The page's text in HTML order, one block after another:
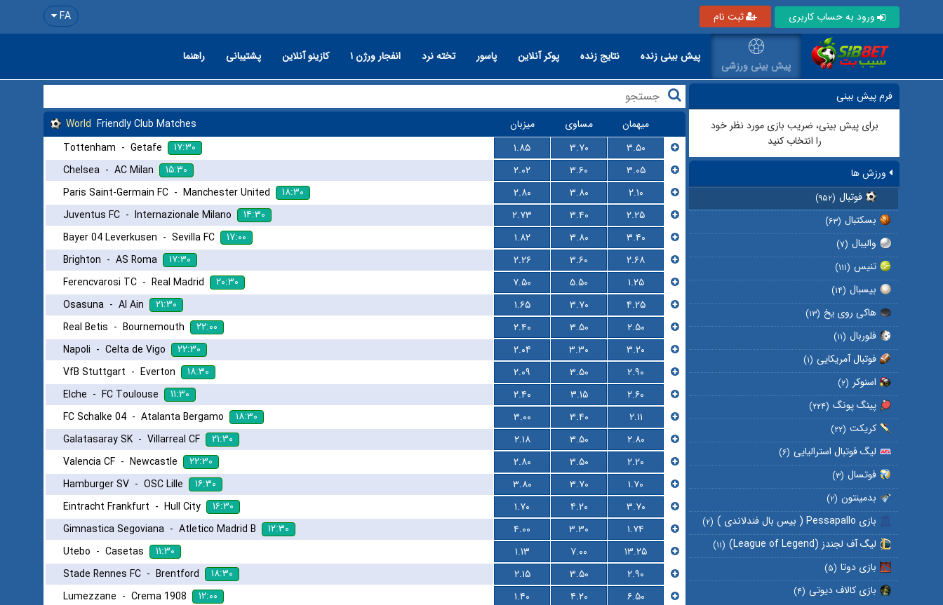
FA ورود به حساب کاربری ثبت نام
پیش بینی ورزشی
پیش بینی زنده نتایج زنده پوکر آنلاین پاسور تخته نرد انفجار ورژن ۱ کازینو آنلاین پشتیبانی راهنما
فرم پیش بینی
برای پیش بینی، ضریب بازی مورد نظر خود
را انتخاب کنید
ورزش ها
فوتبال (۹۵۲)
بسکتبال (۶۳)
والیبال (۷)
تنیس (۱۱۱)
بیسبال (۱۴)
هاکی روی یخ (۱۳)
فلوربال (۱۱)
فوتبال آمریکایی (۱)
اسنوکر (۲)
پینگ پونگ (۲۲۴)
کریکت (۲۲)
لیگ فوتبال استرالیایی (۶)
فوتسال (۳)
بدمینتون (۲)
بازی Pessapallo ( بیس بال فندلاندی ) (۲)
لیگ آف لجندز (League of Legend) (۱۱)
بازی دوتا (۵)
بازی کالاف دیوتی (۴)
World Friendly Club Matches میزبان مساوی
میهمان
Tottenham - Getafe ۱۷:۳۰ ۱.۸۵ ۳.۷۰
۳.۵۰
Chelsea - AC Milan ۱۵:۳۰ ۲.۰۲ ۳.۶۰
۳.۰۵
Paris Saint-Germain FC - Manchester United ۱۸:۳۰ ۲.۸۰ ۳.۸۰
۲.۱۰
Juventus FC - Internazionale Milano ۱۴:۳۰ ۲.۷۳ ۳.۴۰
۲.۲۵
Bayer 04 Leverkusen - Sevilla FC ۱۷:۰۰ ۱.۸۲ ۳.۸۰
۳.۴۰
Brighton - AS Roma ۱۷:۳۰ ۲.۲۶ ۳.۶۰
۲.۶۸
Ferencvarosi TC - Real Madrid ۲۰:۳۰ ۷.۵۰ ۵.۵۰
۱.۲۵
Osasuna - Al Ain ۲۱:۳۰ ۱.۶۵ ۳.۷۰
۴.۲۵
Real Betis - Bournemouth ۲۲:۰۰ ۲.۴۰ ۳.۵۰
۲.۵۰
Napoli - Celta de Vigo ۲۲:۳۰ ۲.۰۴ ۳.۳۰
۳.۲۰
VfB Stuttgart - Everton ۱۸:۳۰ ۲.۰۹ ۳.۵۰
۲.۹۰
Elche - FC Toulouse ۱۱:۳۰ ۲.۴۰ ۳.۱۵
۲.۶۰
FC Schalke 04 - Atalanta Bergamo ۱۸:۳۰ ۳.۰۰ ۳.۴۰
۲.۱۱
Galatasaray SK - Villarreal CF ۲۱:۳۰ ۲.۱۸ ۳.۵۰
۲.۸۰
Valencia CF - Newcastle ۲۲:۳۰ ۲.۸۰ ۳.۵۰
۲.۲۰
Hamburger SV - OSC Lille ۱۶:۳۰ ۳.۸۰ ۳.۷۰
۱.۷۰
Eintracht Frankfurt - Hull City ۱۶:۳۰ ۱.۷۰ ۴.۲۰
۳.۷۰
Gimnastica Segoviana - Atletico Madrid B ۱۲:۳۰ ۴.۰۰ ۳.۳۰
۱.۷۴
Utebo - Casetas ۱۱:۳۰ ۱.۱۳ ۷.۰۰
۱۳.۲۵
Stade Rennes FC - Brentford ۱۸:۳۰ ۲.۱۵ ۳.۵۰
۲.۹۰
Lumezzane - Crema 1908 ۱۲:۰۰ ۱.۴۰ ۴.۲۰
۶.۵۰